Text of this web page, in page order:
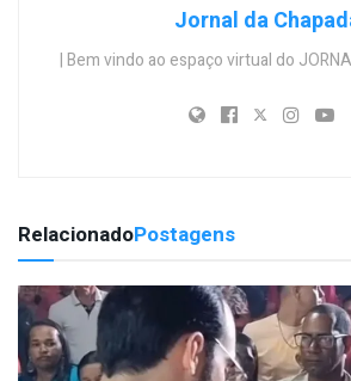
Jornal da
| Bem vindo ao espaço virtual do
RelacionadoPostagens